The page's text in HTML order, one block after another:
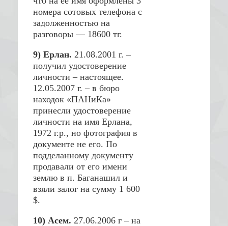
номера сотовых телефона с
задолженностью на
разговоры — 18600 тг.
9) Ерлан. 21.08.2001 г. –
получил удостоверение
личности – настоящее.
12.05.2007 г. – в бюро
находок «ПАНиКа»
принесли удостоверение
личности на имя Ерлана,
1972 г.р., но фотография в
документе не его. По
подделанному документу
продавали от его имени
землю в п. Баганашил и
взяли залог на сумму 1 600
$.
10) Асем. 27.06.2006 г – на